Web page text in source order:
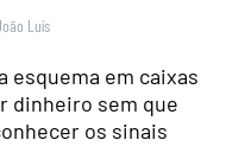
Luís
esquema em caixas
dinheiro sem que
os sinais